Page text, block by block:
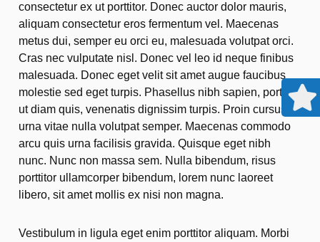
consectetur ex ut porttitor. Donec auctor dolor mauris,
aliquam consectetur eros fermentum vel. Maecenas
metus dui, semper eu orci eu, malesuada volutpat orci.
Cras nec vulputate nisl. Donec vel leo id neque finibus
malesuada. Donec eget velit sit amet augue faucibus
molestie sed eget turpis. Phasellus nibh sapien, porttitor
ut diam quis, venenatis dignissim turpis. Proin cursus
urna vitae nulla volutpat semper. Maecenas commodo
arcu quis urna facilisis gravida. Quisque eget nibh
nunc. Nunc non massa sem. Nulla bibendum, risus
porttitor ullamcorper bibendum, lorem nunc laoreet
libero, sit amet mollis ex nisi non magna.
Vestibulum in ligula eget enim porttitor aliquam. Morbi